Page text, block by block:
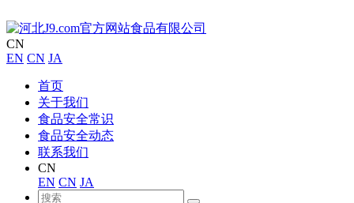
CN
EN CN JA
首页
关于我们
食品安全常识
食品安全动态
联系我们
CN
EN CN JA